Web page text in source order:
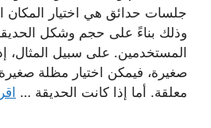
جلسات حدائق هي اختيار المكان
وذلك بناءً على حجم وشكل
المستخدمين. على سبيل المثال،
صغيرة، فيمكن اختيار مظلة
معلقة. أما إذا كانت الحديقة …